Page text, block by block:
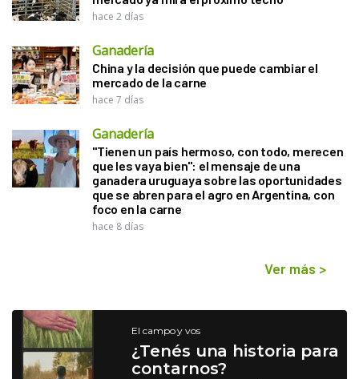
hace 2 días
Ganadería
China y la decisión que puede cambiar el
mercado de la carne
hace 7 días
Ganadería
"Tienen un país hermoso, con todo, merecen
que les vaya bien": el mensaje de una
ganadera uruguaya sobre las oportunidades
que se abren para el agro en Argentina, con
foco en la carne
hace 8 días
Ver más >
El campo y vos
¿Tenés una historia para
contarnos?